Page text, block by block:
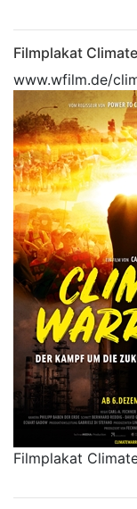
Filmplakat
www.wfilm.de/
Filmplakat